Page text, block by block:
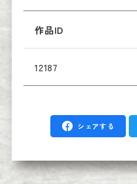
作品ID
12187
シェアする